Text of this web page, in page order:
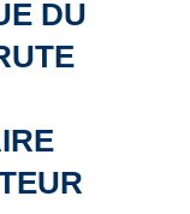
DU